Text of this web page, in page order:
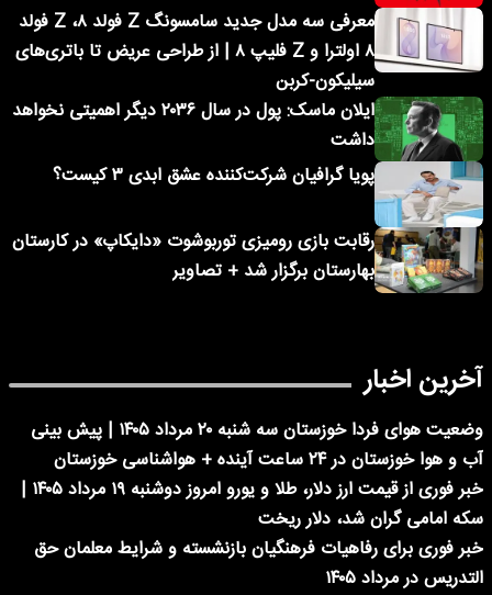
معرفی سه مدل جدید سامسونگ Z فولد ۸، Z فولد
۸ اولترا و Z فلیپ ۸ | از طراحی عریض تا باتری‌های
سیلیکون-کربن
ایلان ماسک: پول در سال ۲۰۳۶ دیگر اهمیتی نخواهد
داشت
پویا گرافیان شرکت‌کننده عشق ابدی ۳ کیست؟
رقابت بازی رومیزی توربوشوت «دایکاپ» در کارستان
بهارستان برگزار شد + تصاویر
آخرین اخبار
وضعیت هوای فردا خوزستان سه شنبه ۲۰ مرداد ۱۴۰۵ | پیش بینی
آب و هوا خوزستان در ۲۴ ساعت آینده + هواشناسی خوزستان
خبر فوری از قیمت ارز دلار، طلا و یورو امروز دوشنبه ۱۹ مرداد ۱۴۰۵ |
سکه امامی گران شد، دلار ریخت
خبر فوری برای رفاهیات فرهنگیان بازنشسته و شرایط معلمان حق
التدریس در مرداد ۱۴۰۵